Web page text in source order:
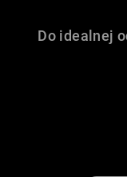
Do idealnej